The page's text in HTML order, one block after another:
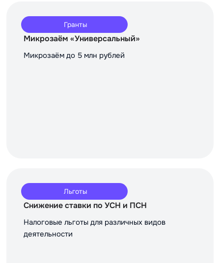
Гранты
Микрозаём «Универсальный»
Микрозаём до 5 млн рублей
Льготы
Снижение ставки по УСН и ПСН
Налоговые льготы для различных видов
деятельности